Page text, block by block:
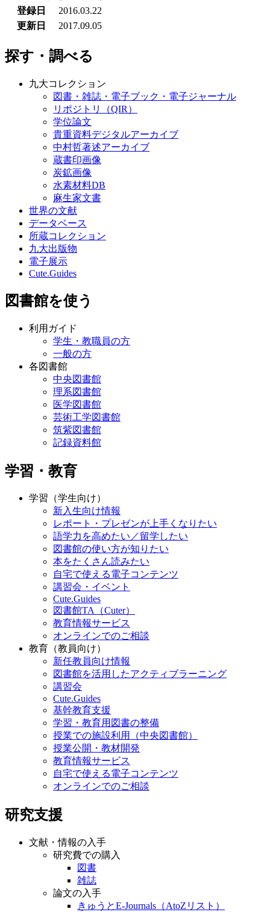
登録日
2016.03.22
更新日
2017.09.05
探す・調べる
九大コレクション
図書・雑誌・電子ブック・電子ジャーナル
リポジトリ（QIR）
学位論文
貴重資料デジタルアーカイブ
中村哲著述アーカイブ
蔵書印画像
炭鉱画像
水素材料DB
麻生家文書
世界の文献
データベース
所蔵コレクション
九大出版物
電子展示
Cute.Guides
図書館を使う
利用ガイド
学生・教職員の方
一般の方
各図書館
中央図書館
理系図書館
医学図書館
芸術工学図書館
筑紫図書館
記録資料館
学習・教育
学習（学生向け）
新入生向け情報
レポート・プレゼンが上手くなりたい
語学力を高めたい／留学したい
図書館の使い方が知りたい
本をたくさん読みたい
自宅で使える電子コンテンツ
講習会・イベント
Cute.Guides
図書館TA（Cuter）
教育情報サービス
オンラインでのご相談
教育（教員向け）
新任教員向け情報
図書館を活用したアクティブラーニング
講習会
Cute.Guides
基幹教育支援
学習・教育用図書の整備
授業での施設利用（中央図書館）
授業公開・教材開発
教育情報サービス
自宅で使える電子コンテンツ
オンラインでのご相談
研究支援
文献・情報の入手
研究費での購入
図書
雑誌
論文の入手
きゅうとE-Journals（AtoZリスト）